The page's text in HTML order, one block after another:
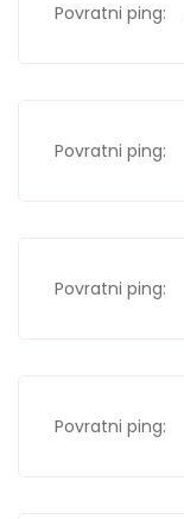
Povratni ping:
Povratni ping:
Povratni ping:
Povratni ping: